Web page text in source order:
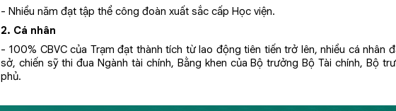
- Nhiều năm đạt tập thể công đoàn xuất sắc cấp Học viện.
2. Cá nhân
- 100% CBVC của Trạm đạt thành tích từ lao động tiên tiến trở lên, nhiều cá nhân
sở, chiến sỹ thi đua Ngành tài chính, Bằng khen của Bộ trưởng Bộ Tài chính, Bộ
phủ.